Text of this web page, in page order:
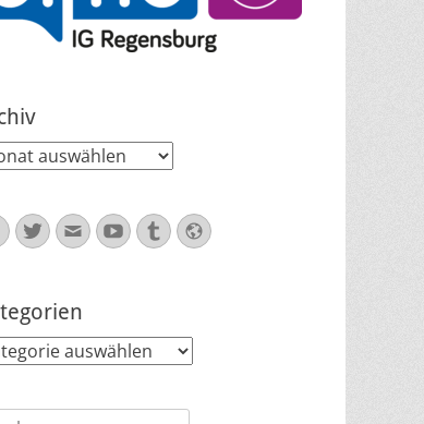
Facebook
Twitter
E-
Mail
YouTube
TumblrWebsite